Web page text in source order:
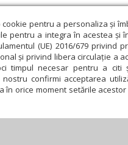
pentru a personaliza și
pentru a integra în acestea și
(UE) 2016/679 privind
și privind libera circulație a
timpul necesar pentru a citi
confirmi acceptarea
în orice moment setările